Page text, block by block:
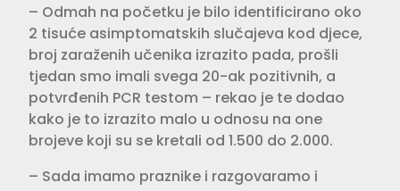
– Odmah na početku je bilo identificirano oko
2 tisuće asimptomatskih slučajeva kod djece,
broj zaraženih učenika izrazito pada, prošli
tjedan smo imali svega 20-ak pozitivnih, a
potvrđenih PCR testom – rekao je te dodao
kako je to izrazito malo u odnosu na one
brojeve koji su se kretali od 1.500 do 2.000.
– Sada imamo praznike i razgovaramo i